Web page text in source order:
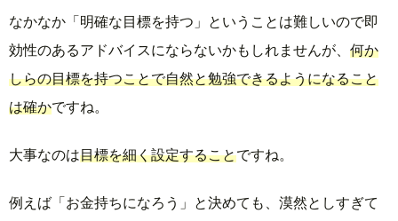
なかなか「明確な目標を持つ」ということは難しいので即
効性のあるアドバイスにならないかもしれませんが、 何か
しらの目標を持つことで自然と勉強できるようになること
は確かですね。
大事なのは目標を細く設定することですね。
例えば「お金持ちになろう」と決めても、漠然としすぎて